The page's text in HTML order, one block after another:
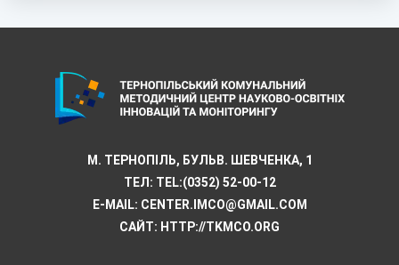
М. ТЕРНОПІЛЬ, БУЛЬВ. ШЕВЧЕНКА, 1
ТЕЛ: TEL:(0352) 52-00-12
E-MAIL: CENTER.IMCO@GMAIL.COM
САЙТ: HTTP://TKMCО.ORG